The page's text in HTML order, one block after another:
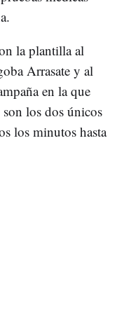
la plantilla al
Arrasate y al
en la que
son los dos únicos
los minutos hasta